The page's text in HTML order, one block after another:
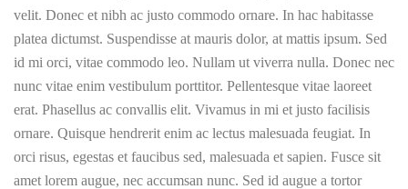
velit. Donec et nibh ac justo commodo ornare. In hac habitasse
platea dictumst. Suspendisse at mauris dolor, at mattis ipsum. Sed
id mi orci, vitae commodo leo. Nullam ut viverra nulla. Donec nec
nunc vitae enim vestibulum porttitor. Pellentesque vitae laoreet
erat. Phasellus ac convallis elit. Vivamus in mi et justo facilisis
ornare. Quisque hendrerit enim ac lectus malesuada feugiat. In
orci risus, egestas et faucibus sed, malesuada et sapien. Fusce sit
amet lorem augue, nec accumsan nunc. Sed id augue a tortor